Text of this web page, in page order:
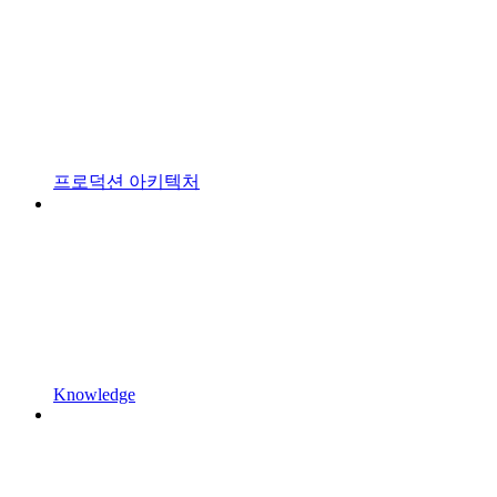
프로덕션 아키텍처
Knowledge